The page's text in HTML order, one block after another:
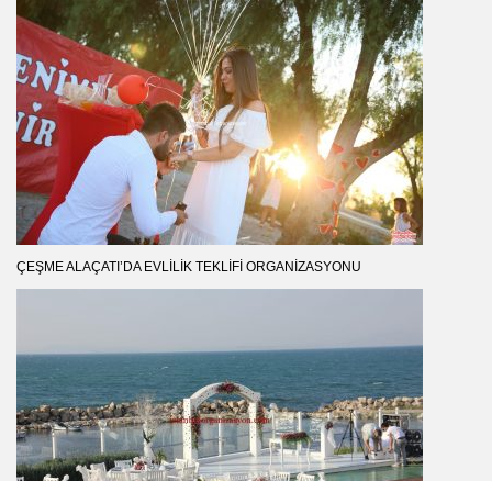
ÇEŞME ALAÇATI’DA EVLILIK TEKLIFI ORGANIZASYONU